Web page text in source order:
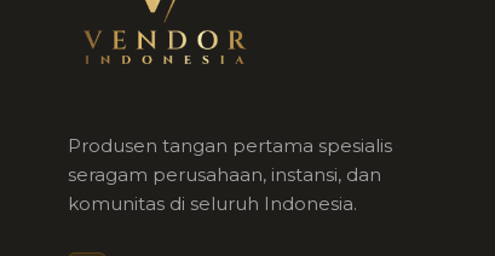
Produsen tangan pertama spesialis
seragam perusahaan, instansi, dan
komunitas di seluruh Indonesia.